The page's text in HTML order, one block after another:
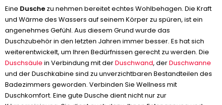
Eine Dusche zu nehmen bereitet echtes Wohlbehagen. Die Kraft
und Wärme des Wassers auf seinem Körper zu spüren, ist ein
angenehmes Gefühl. Aus diesem Grund wurde das
Duschzubehör in den letzten Jahren immer besser. Es hat sich
weiterentwickelt, um Ihren Bedürfnissen gerecht zu werden. Die
Duschsäule in Verbindung mit derDuschwand, derDuschwanne
und der Duschkabine sind zu unverzichtbaren Bestandteilen des
Badezimmers geworden. Verbinden Sie Wellness mit
Duschkomfort. Eine gute Dusche dient nicht nur zur